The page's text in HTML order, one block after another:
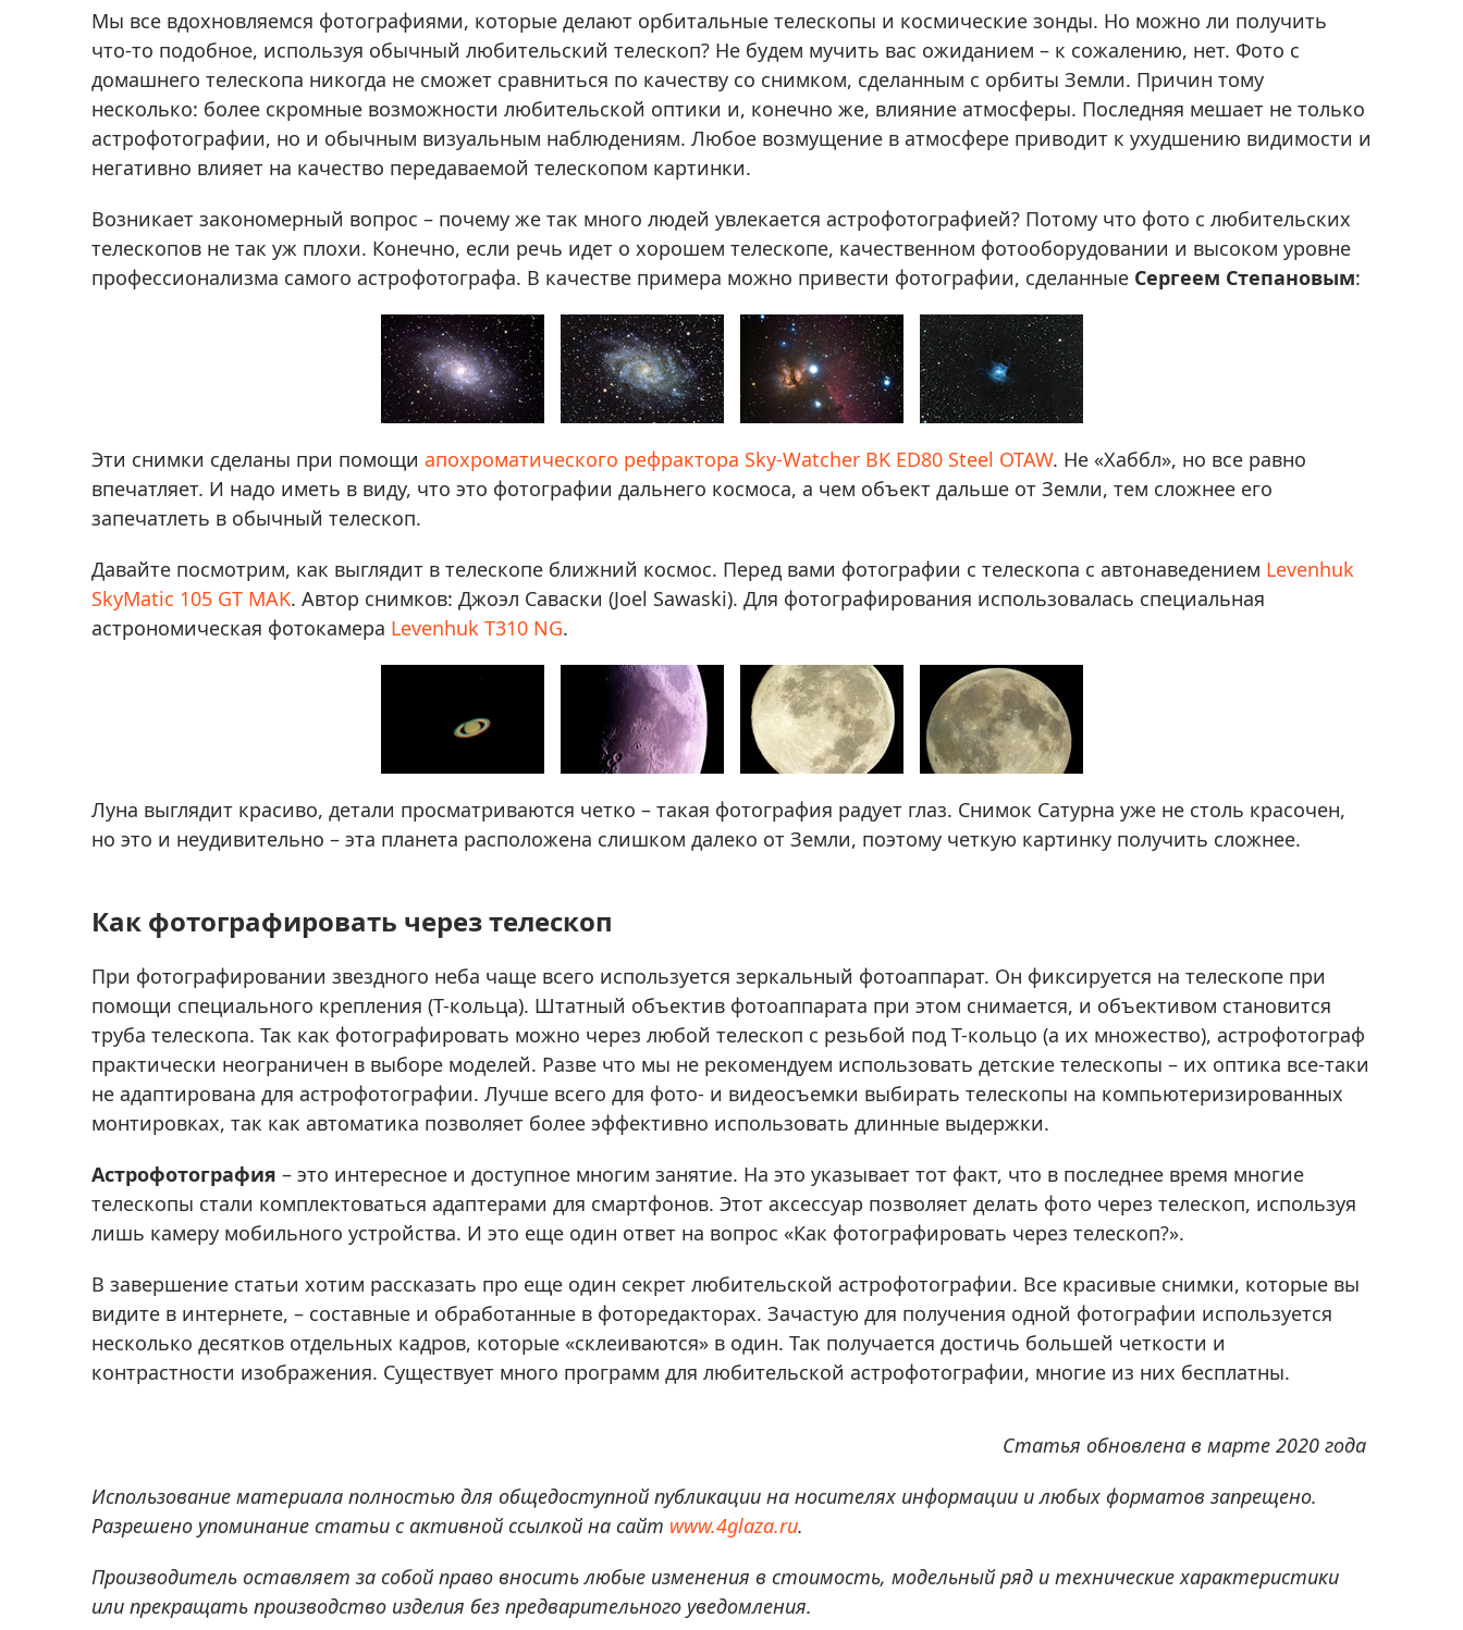
Приборы ночного видения
Тепловизоры
Прицелы
Фотогаджеты
Discovery (Дискавери)
Оптика для детей Levenhuk LabZZ
видения
Распродажа оптики по специальным
Распродажа выставочных образцов
Лазерные дальномеры
Штативы
Сумки, кейсы, чехлы
Средства для очистки оптики
Трихинеллоскопы
Карты, постеры, литература
Фонари
Элементы питания, карты памяти
Экшн-камеры
Фотооборудование
Мерч
Приборы для обслуживания сетей
Детекторы проводки
Влагомеры (датчики влажности)
Лазерные дальномеры
Термометры кулинарные (термощупы)
Видеоэндоскопы
Курвиметры
Тестеры качества воды
Нивелиры оптические
Металлоискатели
Теодолиты
Прочее
Мы все вдохновляемся фотографиями, которые делают орбитальные телескопы и космические зонды. Но можно ли получить
что-то подобное, используя обычный любительский телескоп? Не будем мучить вас ожиданием – к сожалению, нет. Фото с
домашнего телескопа никогда не сможет сравниться по качеству со снимком, сделанным с орбиты Земли. Причин тому
несколько: более скромные возможности любительской оптики и, конечно же, влияние атмосферы. Последняя мешает не только
астрофотографии, но и обычным визуальным наблюдениям. Любое возмущение в атмосфере приводит к ухудшению видимости и
негативно влияет на качество передаваемой телескопом картинки.
Возникает закономерный вопрос – почему же так много людей увлекается астрофотографией? Потому что фото с любительских
телескопов не так уж плохи. Конечно, если речь идет о хорошем телескопе, качественном фотооборудовании и высоком уровне
профессионализма самого астрофотографа. В качестве примера можно привести фотографии, сделанные Сергеем Степановым:
Эти снимки сделаны при помощи апохроматического рефрактора Sky-Watcher BK ED80 Steel OTAW. Не «Хаббл», но все равно
впечатляет. И надо иметь в виду, что это фотографии дальнего космоса, а чем объект дальше от Земли, тем сложнее его
запечатлеть в обычный телескоп.
Давайте посмотрим, как выглядит в телескопе ближний космос. Перед вами фотографии с телескопа с автонаведением Levenhuk
SkyMatic 105 GT MAK. Автор снимков: Джоэл Саваски (Joel Sawaski). Для фотографирования использовалась специальная
астрономическая фотокамера Levenhuk T310 NG.
Луна выглядит красиво, детали просматриваются четко – такая фотография радует глаз. Снимок Сатурна уже не столь красочен,
но это и неудивительно – эта планета расположена слишком далеко от Земли, поэтому четкую картинку получить сложнее.
Как фотографировать через телескоп
При фотографировании звездного неба чаще всего используется зеркальный фотоаппарат. Он фиксируется на телескопе при
помощи специального крепления (Т-кольца). Штатный объектив фотоаппарата при этом снимается, и объективом становится
труба телескопа. Так как фотографировать можно через любой телескоп с резьбой под Т-кольцо (а их множество), астрофотограф
практически неограничен в выборе моделей. Разве что мы не рекомендуем использовать детские телескопы – их оптика все-таки
не адаптирована для астрофотографии. Лучше всего для фото- и видеосъемки выбирать телескопы на компьютеризированных
монтировках, так как автоматика позволяет более эффективно использовать длинные выдержки.
Астрофотография – это интересное и доступное многим занятие. На это указывает тот факт, что в последнее время многие
телескопы стали комплектоваться адаптерами для смартфонов. Этот аксессуар позволяет делать фото через телескоп, используя
лишь камеру мобильного устройства. И это еще один ответ на вопрос «Как фотографировать через телескоп?».
В завершение статьи хотим рассказать про еще один секрет любительской астрофотографии. Все красивые снимки, которые вы
видите в интернете, – составные и обработанные в фоторедакторах. Зачастую для получения одной фотографии используется
несколько десятков отдельных кадров, которые «склеиваются» в один. Так получается достичь большей четкости и
контрастности изображения. Существует много программ для любительской астрофотографии, многие из них бесплатны.
Статья обновлена в марте 2020 года
Использование материала полностью для общедоступной публикации на носителях информации и любых форматов запрещено.
Разрешено упоминание статьи с активной ссылкой на сайт www.4glaza.ru.
Производитель оставляет за собой право вносить любые изменения в стоимость, модельный ряд и технические характеристики
или прекращать производство изделия без предварительного уведомления.